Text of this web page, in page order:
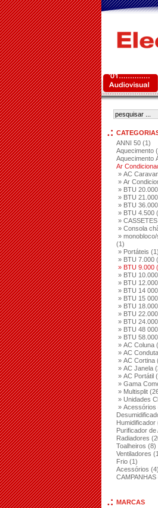
ANNI 50 (1)
Aquecimento
Aquecimento
Ar
» AC
» Ar
» BTU
» BTU
» BTU
» BTU 4.500
»
» Consola
»
(1)
» Portáteis (1)
» BTU 7.000
» BTU 9.000
» BTU
» BTU
» BTU 14
» BTU 15
» BTU
» BTU
» BTU
» BTU 48
» BTU
» AC Coluna
» AC
» AC Cortina
» AC Janela
» AC Portátil
» Gama
» Multisplit
» Unidades
» Acessórios
Humidificador
Purificador de
Radiadores
Toalheiros (8)
Ventiladores
Frio (1)
Acessórios (4)
CAMPANHAS
MARCAS